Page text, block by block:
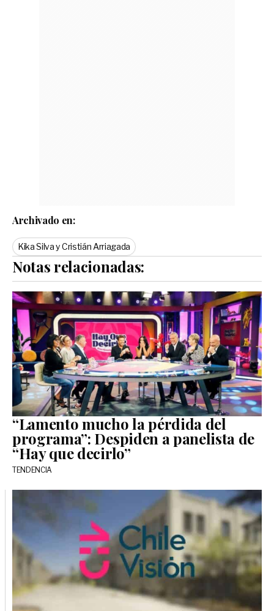
Archivado en:
Kika Silva y Cristián Arriagada
Notas relacionadas:
“Lamento mucho la pérdida del
programa”: Despiden a panelista de
“Hay que decirlo”
TENDENCIA